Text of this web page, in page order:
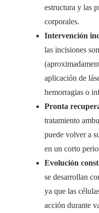
estructura y las
corporales.
Intervención
las incisiones
aplicación de
hemorragias o
Pronta
tratamiento
puede volver a
en un corto
Evolución
se desarrollan
ya que las
acción durante